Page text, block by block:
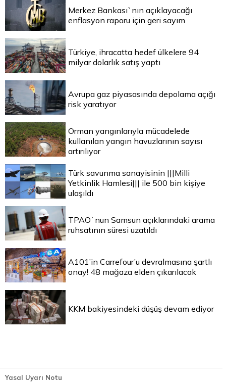
Merkez Bankası`nın açıklayacağı
enflasyon raporu için geri sayım
Türkiye, ihracatta hedef ülkelere 94
milyar dolarlık satış yaptı
Avrupa gaz piyasasında depolama açığı
risk yaratıyor
Orman yangınlarıyla mücadelede
kullanılan yangın havuzlarının sayısı
artırılıyor
Türk savunma sanayisinin |||Milli
Yetkinlik Hamlesi||| ile 500 bin kişiye
ulaşıldı
TPAO`nun Samsun açıklarındaki arama
ruhsatının süresi uzatıldı
A101’in Carrefour’u devralmasına şartlı
onay! 48 mağaza elden çıkarılacak
KKM bakiyesindeki düşüş devam ediyor
Yasal Uyarı Notu